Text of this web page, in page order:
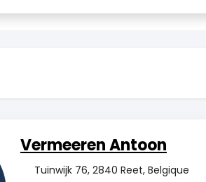
Vermeeren Antoon
Tuinwijk 76, 2840 Reet, Belgique